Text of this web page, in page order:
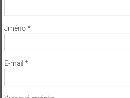
Jméno *
E-mail *